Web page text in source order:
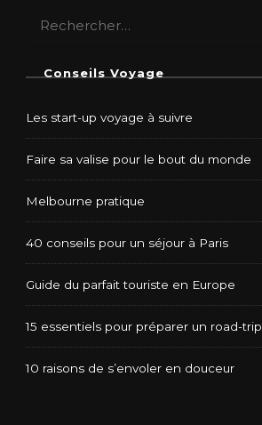
Conseils Voyage
Les start-up voyage à suivre
Faire sa valise pour le bout du monde
Melbourne pratique
40 conseils pour un séjour à Paris
Guide du parfait touriste en Europe
15 essentiels pour préparer un road-trip
10 raisons de s’envoler en douceur